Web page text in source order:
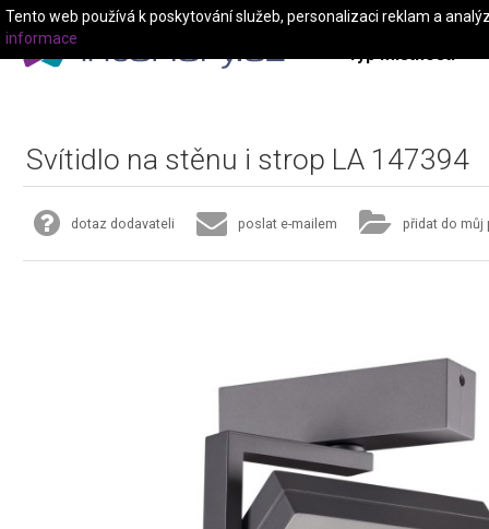
Typ místnosti
Svítidlo na stěnu i strop LA 147394
dotaz dodavateli poslat e-mailem přidat do můj
Tento web používá k poskytování služeb, personalizaci reklam a
informace